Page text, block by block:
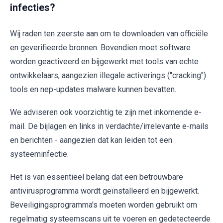
infecties?
Wij raden ten zeerste aan om te downloaden van officiële
en geverifieerde bronnen. Bovendien moet software
worden geactiveerd en bijgewerkt met tools van echte
ontwikkelaars, aangezien illegale activerings ("cracking")
tools en nep-updates malware kunnen bevatten.
We adviseren ook voorzichtig te zijn met inkomende e-
mail. De bijlagen en links in verdachte/irrelevante e-mails
en berichten - aangezien dat kan leiden tot een
systeeminfectie.
Het is van essentieel belang dat een betrouwbare
antivirusprogramma wordt geïnstalleerd en bijgewerkt.
Beveiligingsprogramma's moeten worden gebruikt om
regelmatig systeemscans uit te voeren en gedetecteerde